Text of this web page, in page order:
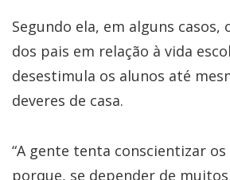
Segundo ela, em alguns casos,
dos pais em relação à vida
desestimula os alunos até
deveres de casa.
“A gente tenta conscientizar
porque, se depender de